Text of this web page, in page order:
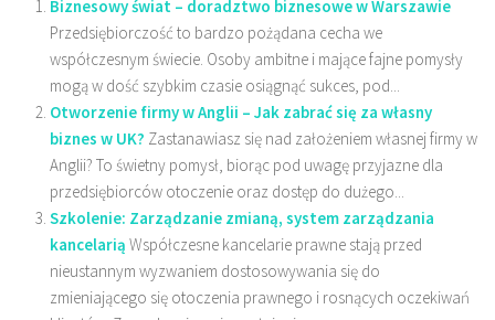
Biznesowy świat – doradztwo biznesowe w Warszawie
Przedsiębiorczość to bardzo pożądana cecha we
współczesnym świecie. Osoby ambitne i mające fajne pomysły
mogą w dość szybkim czasie osiągnąć sukces, pod...
Otworzenie firmy w Anglii – Jak zabrać się za własny
biznes w UK? Zastanawiasz się nad założeniem własnej firmy w
Anglii? To świetny pomysł, biorąc pod uwagę przyjazne dla
przedsiębiorców otoczenie oraz dostęp do dużego...
Szkolenie: Zarządzanie zmianą, system zarządzania
kancelarią Współczesne kancelarie prawne stają przed
nieustannym wyzwaniem dostosowywania się do
zmieniającego się otoczenia prawnego i rosnących oczekiwań